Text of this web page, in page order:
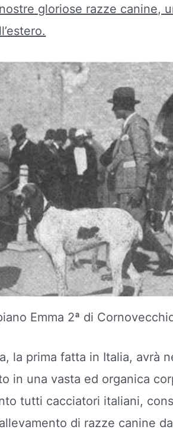
gloriose razze canine,
Emma 2ª di
la prima fatta in Italia, avrà
in una vasta ed organica
tutti cacciatori italiani,
di razze canine